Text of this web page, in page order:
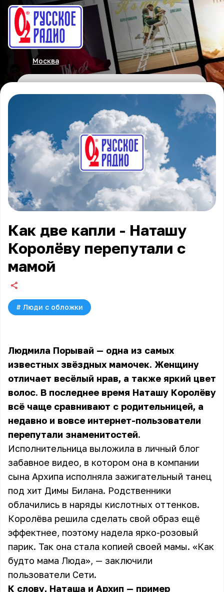
Москва
Как две капли - Наташу
Королёву перепутали с
мамой
# Люди с обложки
Людмила Порывай — одна из самых
известных звёздных мамочек. Женщину
отличает весёлый нрав, а также яркий цвет
волос. В последнее время Наташу Королёву
всё чаще сравнивают с родительницей, а
недавно и вовсе интернет-пользователи
перепутали знаменитостей.
Исполнительница выложила в личный блог
забавное видео, в котором она в компании
сына Архипа исполняла зажигательный танец
под хит Димы Билана. Родственники
облачились в наряды кислотных оттенков.
Королёва решила сделать свой образ ещё
эффектнее, поэтому надела ярко-розовый
парик. Так она стала копией своей мамы. «Как
будто мама Люда», — заключили
пользователи Сети.
К слову, Наташа и Архип — пример